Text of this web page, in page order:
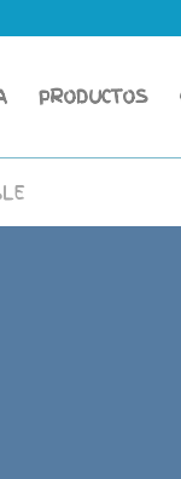
PRODUCTOS